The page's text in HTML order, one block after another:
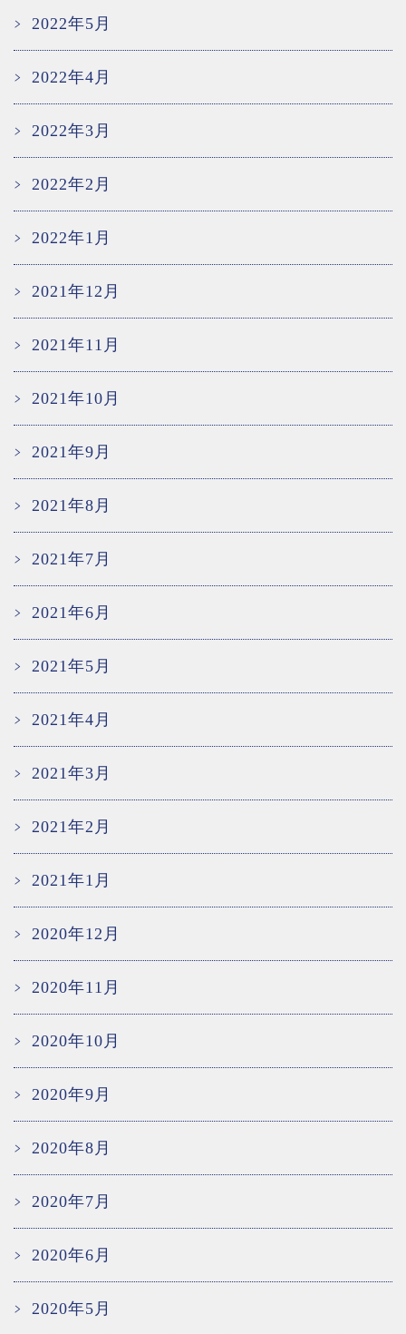
2022年5月
2022年4月
2022年3月
2022年2月
2022年1月
2021年12月
2021年11月
2021年10月
2021年9月
2021年8月
2021年7月
2021年6月
2021年5月
2021年4月
2021年3月
2021年2月
2021年1月
2020年12月
2020年11月
2020年10月
2020年9月
2020年8月
2020年7月
2020年6月
2020年5月